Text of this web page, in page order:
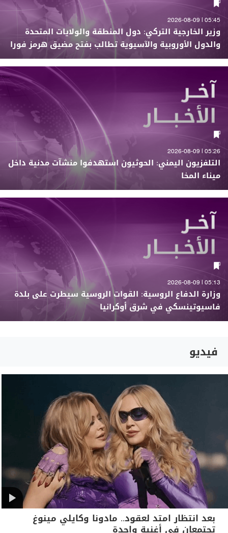
05:45 | 2026-08-09
وزير الخارجية التركي: دول المنطقة والولايات المتحدة
والدول الأوروبية والآسيوية تطالب بفتح مضيق هرمز فورا
05:26 | 2026-08-09
التلفزيون اليمني: الحوثيون استهدفوا منشآت مدنية داخل
ميناء المخا
05:13 | 2026-08-09
وزارة الدفاع الروسية: القوات الروسية سيطرت على بلدة
فاسيوتينسكي في شرق أوكرانيا
فيديو
بعد انتظار امتد لعقود.. مادونا وكايلي مينوغ
تجتمعان في أغنية واحدة